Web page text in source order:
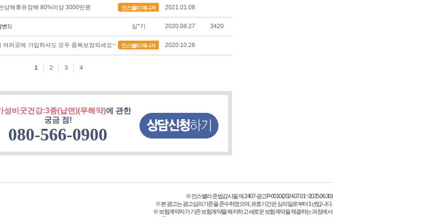
성비굿건강:3종(납면)(무해약)에 관한
궁금 점!
080-566-0900
※ 인스밸리 준법감시필 제 2407-광고P-0010(2024.07.01~2025.06.30)
※ 본 광고는 광고심의기준을 준수하였으며, 유효기간은 심의일로부터 1년입니다.
※ 보험계약자가 기존 보험계약을 해지하고 새로운 보험계약을 체결하는 과정에서